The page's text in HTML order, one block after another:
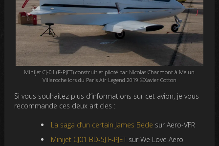
Minijet CJ-01 (F-PJET) construit et piloté par Nicolas Charmont à Melun
Villaroche lors du Paris Air Legend 2019 ©Xavier Cotton
Si vous souhaitez plus d’informations sur cet avion, je vous
recommande ces deux articles :
La saga d’un certain James Bede sur Aero-VFR
Minijet CJ01 BD-5J F-PJET sur We Love Aero